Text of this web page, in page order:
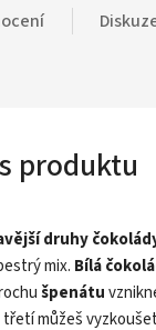
produktu
druhy
mix. Bílá
špenátu
třetí můžeš vyzkoušet